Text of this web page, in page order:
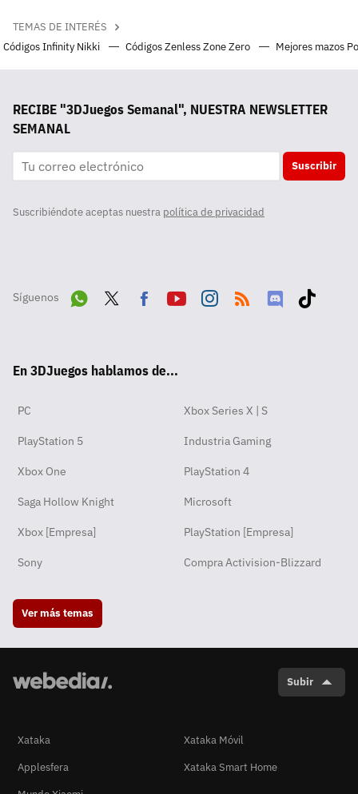
TEMAS DE INTERÉS
Códigos Infinity Nikki
Códigos Zenless Zone Zero Mejores mazos
RECIBE "3DJuegos Semanal", NUESTRA NEWSLETTER
SEMANAL
Suscribir
Suscribiéndote aceptas nuestra política de privacidad
Síguenos
pp
ok
En 3DJuegos hablamos de...
PC Xbox Series X | S
PlayStation 5 Industria Gaming
Xbox One PlayStation 4
Saga Hollow Knight Microsoft
Xbox [Empresa] PlayStation [Empresa]
Sony Compra Activision-Blizzard
Ver más temas
Subir
Xataka
Xataka Móvil
Applesfera
Xataka Smart Home